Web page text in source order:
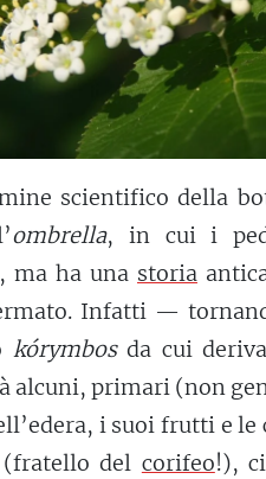
scientifico della
ombrella, in cui i
ma ha una storia
Infatti —
kórymbosda cui
alcuni, primari (non
i suoi frutti e le
del corifeo!),